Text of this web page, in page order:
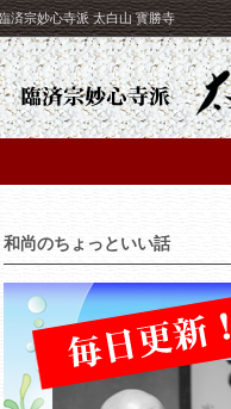
済宗妙心寺派 太白山 寳勝寺
和尚のちょっといい話